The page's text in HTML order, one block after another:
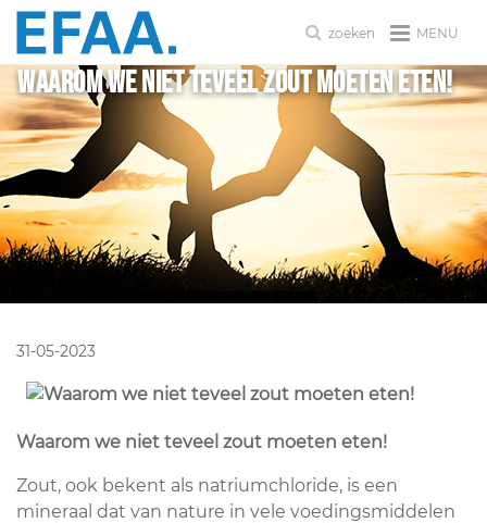
MENU
zoeken
Waarom we niet teveel zout moeten eten!
31-05-2023
Waarom we niet teveel zout moeten eten!
Zout, ook bekent als natriumchloride, is een
mineraal dat van nature in vele voedingsmiddelen